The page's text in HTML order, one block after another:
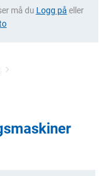
må du Logg på eller